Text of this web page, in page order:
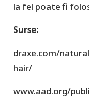
la fel poate fi
Surse:
draxe.com/
hair/
www.aad.org/